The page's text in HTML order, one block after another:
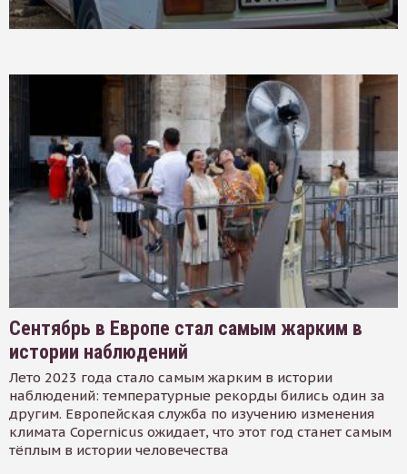
Сентябрь в Европе стал самым жарким в
истории наблюдений
Лето 2023 года стало самым жарким в истории
наблюдений: температурные рекорды бились один за
другим. Европейская служба по изучению изменения
климата Copernicus ожидает, что этот год станет самым
тёплым в истории человечества